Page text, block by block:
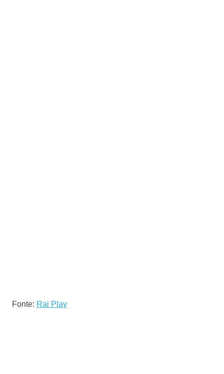
Fonte: Rai Play